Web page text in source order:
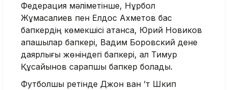
Федерация мәліметінше, Нұрбол
Жұмасқалиев пен Елдос Ахметов бас
бапкердің көмекшісі атанса, Юрий Новиков
қақпашылар бапкері, Вадим Боровский дене
даярлығы жөніндегі бапкері, ал Тимур
Құсайынов сарапшы бапкер болады.
Футболшы ретінде Джон ван ’т Шкип